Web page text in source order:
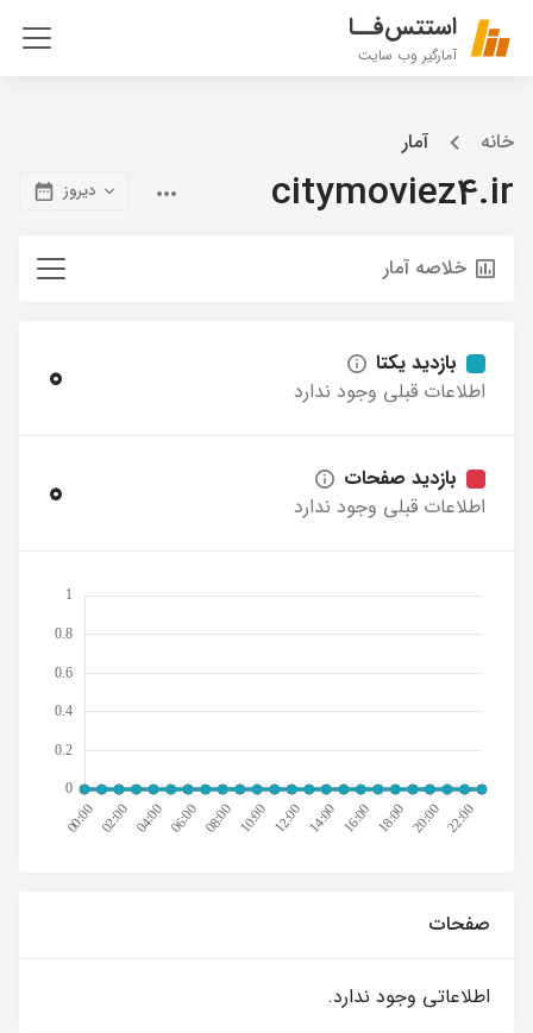
استتس‌فــا
آمارگیر وب سایت
خانه آمار
citymoviez4.ir دیروز
خلاصه آمار
بازدید یکتا
اطلاعات قبلی وجود ندارد
0
بازدید صفحات
اطلاعات قبلی وجود ندارد
0
صفحات
اطلاعاتی وجود ندارد.